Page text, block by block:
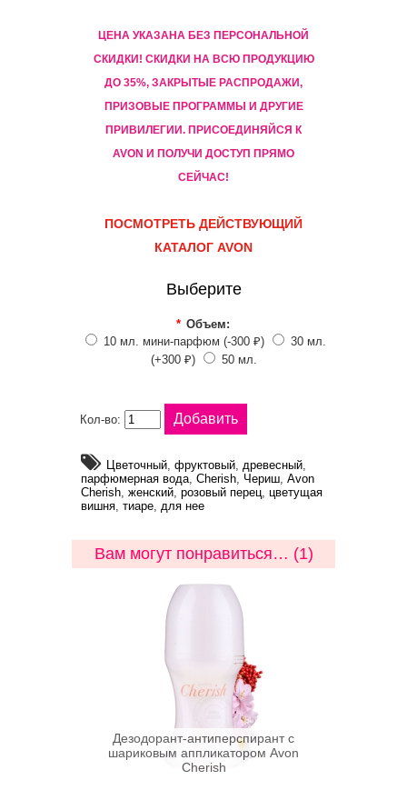
ЦЕНА УКАЗАНА БЕЗ ПЕРСОНАЛЬНОЙ
СКИДКИ! CКИДКИ НА ВСЮ ПРОДУКЦИЮ
ДО 35%, ЗАКРЫТЫЕ РАСПРОДАЖИ,
ПРИЗОВЫЕ ПРОГРАММЫ И ДРУГИЕ
ПРИВИЛЕГИИ. ПРИСОЕДИНЯЙСЯ К
AVON И ПОЛУЧИ ДОСТУП ПРЯМО
СЕЙЧАС!
ПОСМОТРЕТЬ ДЕЙСТВУЮЩИЙ
КАТАЛОГ AVON
Выберите
* Объем:
10 мл. мини-парфюм (-300 ₽)
30 мл.
(+300 ₽)
50 мл.
Кол-во:
Цветочный, фруктовый, древесный,
парфюмерная вода, Cherish, Чериш, Avon
Cherish, женский, розовый перец, цветущая
вишня, тиаре, для нее
Вам могут понравиться… (1)
Дезодорант-антиперспирант с
шариковым аппликатором Avon
Cherish